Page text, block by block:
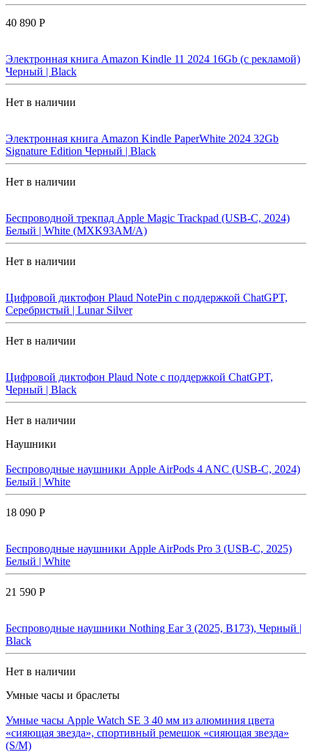
40 890 Р
Электронная книга Amazon Kindle 11 2024 16Gb (с рекламой)
Черный | Black
Нет в наличии
Электронная книга Amazon Kindle PaperWhite 2024 32Gb
Signature Edition Черный | Black
Нет в наличии
Беспроводной трекпад Apple Magic Trackpad (USB-C, 2024)
Белый | White (MXK93AM/A)
Нет в наличии
Цифровой диктофон Plaud NotePin с поддержкой ChatGPT,
Серебристый | Lunar Silver
Нет в наличии
Цифровой диктофон Plaud Note с поддержкой ChatGPT,
Черный | Black
Нет в наличии
Наушники
Беспроводные наушники Apple AirPods 4 ANC (USB-C, 2024)
Белый | White
18 090 Р
Беспроводные наушники Apple AirPods Pro 3 (USB-C, 2025)
Белый | White
21 590 Р
Беспроводные наушники Nothing Ear 3 (2025, B173), Черный |
Black
Нет в наличии
Умные часы и браслеты
Умные часы Apple Watch SE 3 40 мм из алюминия цвета
«сияющая звезда», спортивный ремешок «сияющая звезда»
(S/M)